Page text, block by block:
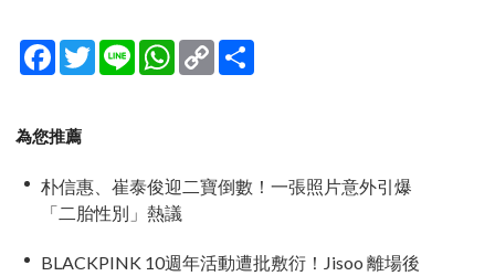
Facebook
TwitterLine WhatsApp
Copy
Link
為您推薦
朴信惠、崔泰俊迎二寶倒數！一張照片意外引爆
「二胎性別」熱議
BLACKPINK 10週年活動遭批敷衍！Jisoo 離場後